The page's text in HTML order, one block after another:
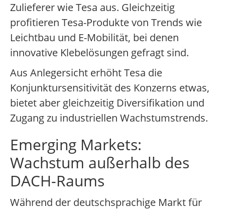
Zulieferer wie Tesa aus. Gleichzeitig
profitieren Tesa-Produkte von Trends wie
Leichtbau und E-Mobilität, bei denen
innovative Klebelösungen gefragt sind.
Aus Anlegersicht erhöht Tesa die
Konjunktursensitivität des Konzerns etwas,
bietet aber gleichzeitig Diversifikation und
Zugang zu industriellen Wachstumstrends.
Emerging Markets:
Wachstum außerhalb des
DACH-Raums
Während der deutschsprachige Markt für